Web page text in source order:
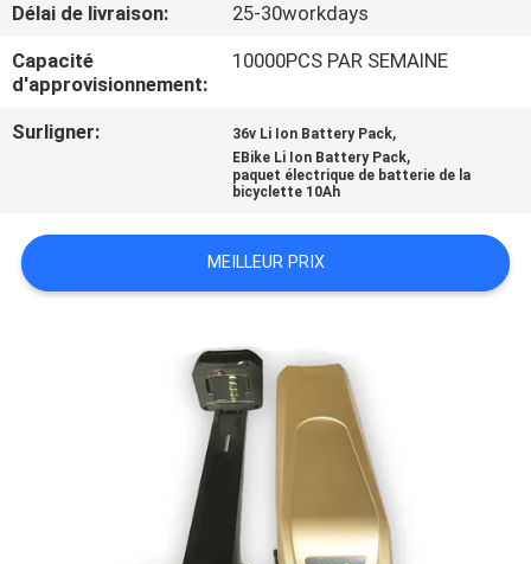
DE
QUALITÉ
CONTACTEZ-
NOUVELLES
Délai de livraison:
25-30workdays
Capacité
d'approvisionnement:
10000PCS PAR SEMAINE
Surligner: 36v Li Ion Battery Pack,
EBike Li Ion Battery Pack,
paquet électrique de batterie de la
bicyclette 10Ah
MEILLEUR PRIX